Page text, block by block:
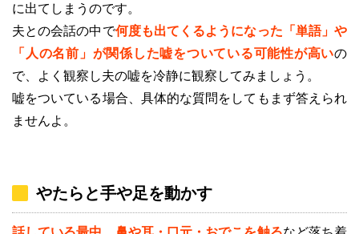
に出てしまうのです。
夫との会話の中で何度も出てくるようになった「単語」や
「人の名前」が関係した嘘をついている可能性が高いの
で、よく観察し夫の嘘を冷静に観察してみましょう。
嘘をついている場合、具体的な質問をしてもまず答えられ
ませんよ。
やたらと手や足を動かす